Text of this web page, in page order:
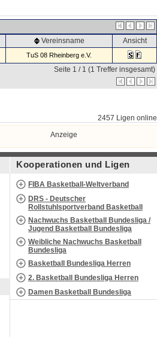
Vereinsname Ansicht
TuS 08 Rheinberg e.V.
Seite 1 / 1 (1 Treffer insgesamt)
2457 Ligen online
Anzeige
Kooperationen und Ligen
FIBA Basketball-Weltverband
DRS - Deutscher
Rollstuhlsportverband Basketball
Nachwuchs Basketball Bundesliga /
Jugend Basketball Bundesliga
Weibliche Nachwuchs Basketball
Bundesliga
Basketball Bundesliga Herren
2. Basketball Bundesliga Herren
Damen Basketball Bundesliga